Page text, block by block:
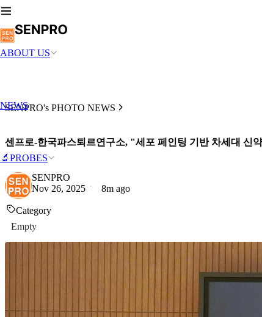
ABOUT US
NEWS
🔬PROBES
SENPRO's PHOTO NEWS
센프로-한국파스퇴르연구소, "세포 페인팅 기반 차세대 신
SENPRO
Nov 26, 2025
8m ago
Category
Empty